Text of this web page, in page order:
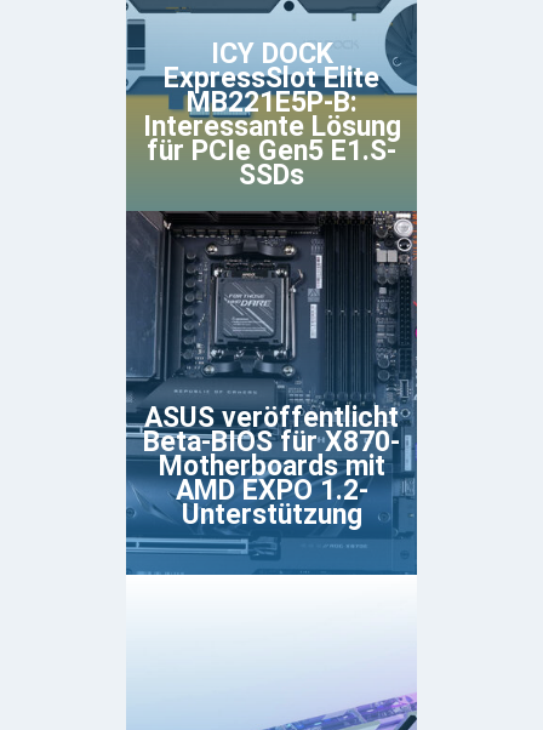
ICY DOCK
ExpressSlot Elite
MB221E5P-B:
Interessante Lösung
für PCIe Gen5 E1.S-
SSDs
ASUS veröffentlicht
Beta-BIOS für X870-
Motherboards mit
AMD EXPO 1.2-
Unterstützung